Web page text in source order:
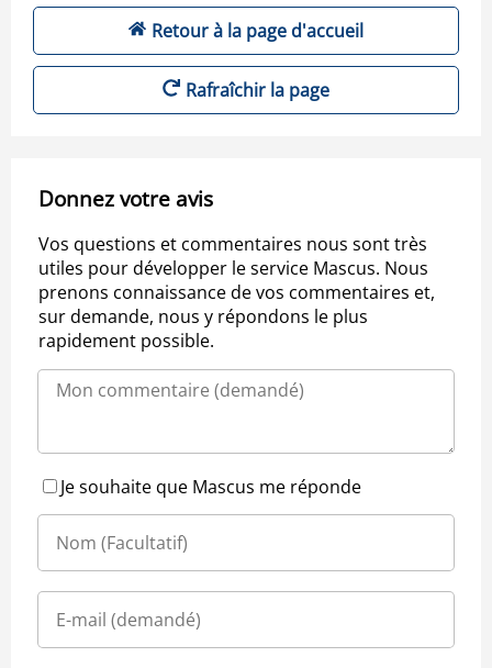
Retour à la page d'accueil
Rafraîchir la page
Donnez votre avis
Vos questions et commentaires nous sont très
utiles pour développer le service Mascus. Nous
prenons connaissance de vos commentaires et,
sur demande, nous y répondons le plus
rapidement possible.
Je souhaite que Mascus me réponde